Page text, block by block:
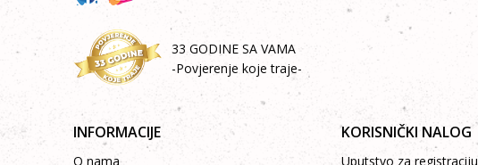
33 GODINE SA VAMA
-Povjerenje koje traje-
INFORMACIJE
O nama
KORISNIČKI NALOG
Uputstvo za registraciju